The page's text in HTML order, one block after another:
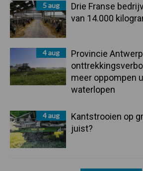
5 aug
Drie Franse
van 14.000
4 aug
Provincie
meer oppompen
waterlopen
4 aug
Kantstrooien op
juist?